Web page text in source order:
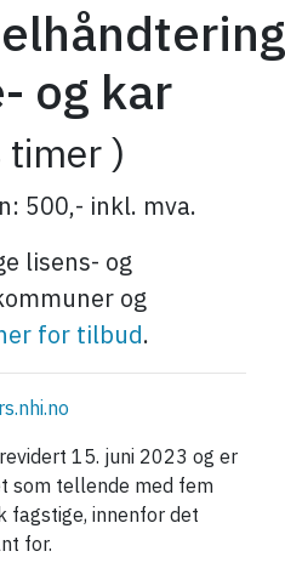
og kar
timer )
500,- inkl. mva.
lisens- og
og
for tilbud.
15. juni 2023 og er
som tellende med fem
fagstige, innenfor det
for.